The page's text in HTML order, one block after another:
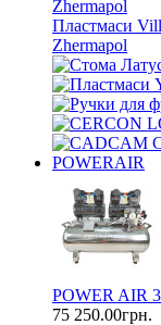
Пластмаси
Zhermapol
POWERAIR
POWER AIR
75 250.00грн.